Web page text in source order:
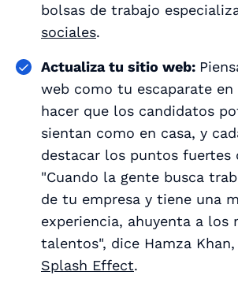
bolsas de trabajo
sociales.
Actualiza tu sitio web:
web como tu escaparate en
hacer que los candidatos
sientan como en casa, y
destacar los puntos fuertes
"Cuando la gente busca
de tu empresa y tiene una
experiencia, ahuyenta a los
talentos", dice Hamza Khan,
Splash Effect.